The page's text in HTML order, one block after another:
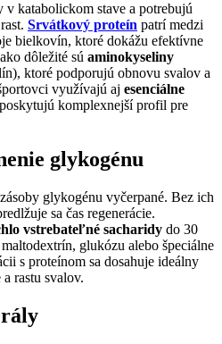
v katabolickom stave a potrebujú
Srvátkový proteín patrí medzi
bielkovín, ktoré dokážu efektívne
dôležité sú aminokyseliny
ktoré podporujú obnovu svalov a
využívajú aj esenciálne
komplexnejší profil pre
glykogénu
glykogénu vyčerpané. Bez ich
sa čas regenerácie.
vstrebateľné sacharidy do 30
glukózu alebo špeciálne
s proteínom sa dosahuje ideálny
rastu svalov.